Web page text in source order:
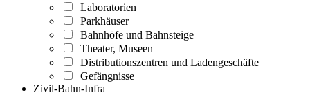
Laboratorien
Parkhäuser
Bahnhöfe und Bahnsteige
Theater, Museen
Distributionszentren und Ladengeschäfte
Gefängnisse
Zivil-Bahn-Infra